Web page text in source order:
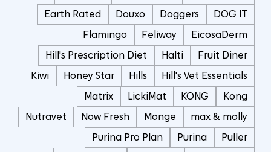
DOG IT
Doggers
Douxo
Earth Rated
EicosaDerm
Feliway
Flamingo
Fruit Diner
Halti
Hill's Prescription Diet
Hill's Vet Essentials
Hills
Honey Star
Kiwi
Kong
KONG
LickiMat
Matrix
max & molly
Monge
Now Fresh
Nutravet
Puller
Purina
Purina Pro Plan